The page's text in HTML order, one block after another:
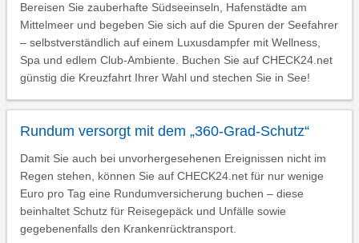
Bereisen Sie zauberhafte Südseeinseln, Hafenstädte am
Mittelmeer und begeben Sie sich auf die Spuren der Seefahrer
– selbstverständlich auf einem Luxusdampfer mit Wellness,
Spa und edlem Club-Ambiente. Buchen Sie auf CHECK24.net
günstig die Kreuzfahrt Ihrer Wahl und stechen Sie in See!
Rundum versorgt mit dem „360-Grad-Schutz“
Damit Sie auch bei unvorhergesehenen Ereignissen nicht im
Regen stehen, können Sie auf CHECK24.net für nur wenige
Euro pro Tag eine Rundumversicherung buchen – diese
beinhaltet Schutz für Reisegepäck und Unfälle sowie
gegebenenfalls den Krankenrücktransport.